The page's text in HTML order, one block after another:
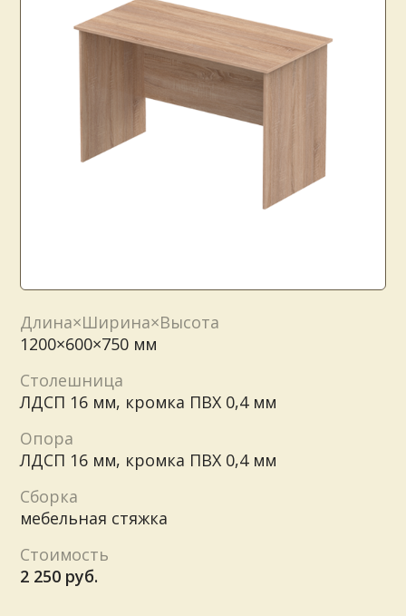
Длина×Ширина×Высота
1200×600×750 мм
Столешница
ЛДСП 16 мм, кромка ПВХ 0,4 мм
Опора
ЛДСП 16 мм, кромка ПВХ 0,4 мм
Сборка
мебельная стяжка
Стоимость
2 250 руб.